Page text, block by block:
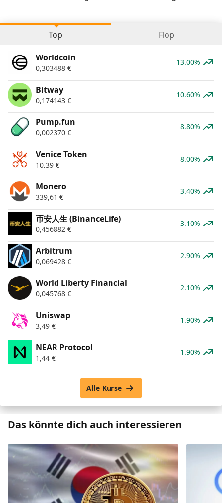
Top Flop
Worldcoin
0,303488 €
13.00%
Bitway
0,174143 €
10.60%
Pump.fun
0,002370 €
8.80%
Venice Token
10,39 €
8.00%
Monero
339,61 €
3.40%
币安人生 (BinanceLife)
0,456882 €
3.10%
Arbitrum
0,069428 €
2.90%
World Liberty Financial
0,045768 €
2.10%
Uniswap
3,49 €
1.90%
NEAR Protocol
1,44 €
1.90%
Alle Kurse
Das könnte dich auch interessieren